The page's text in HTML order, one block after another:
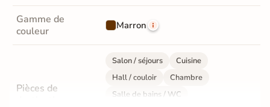
Gamme de
couleur
Marron
Pièces de
Salon / séjours
Cuisine
Hall / couloir
Chambre
Salle de bains / WC